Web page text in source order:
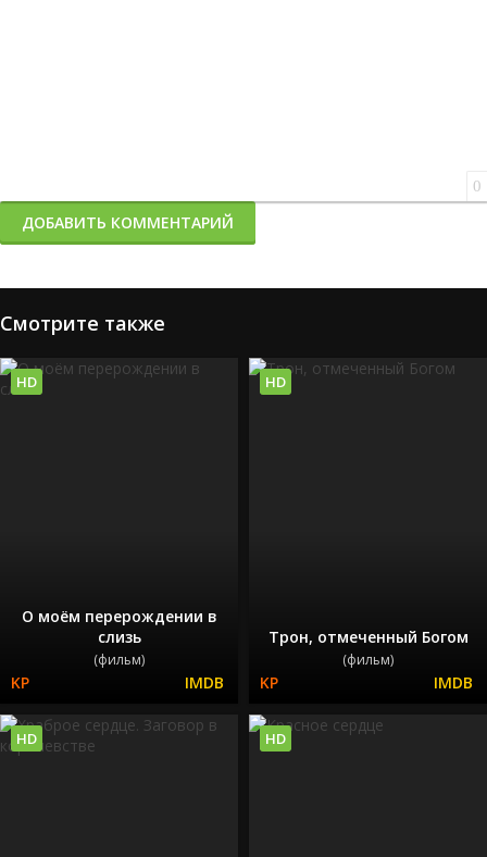
0
ДОБАВИТЬ КОММЕНТАРИЙ
Смотрите также
О моём перерождении в
слизь
(фильм)
HD
Трон, отмеченный Богом
(фильм)
HD
HD HD